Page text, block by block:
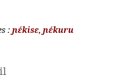
ɲɛ́kisɛ, ɲɛ́kuru